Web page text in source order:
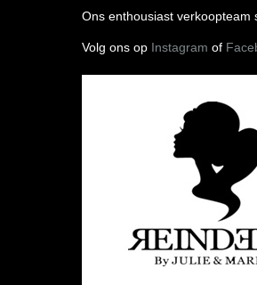
Ons enthousiast verkoopteam
Volg ons op Instagram of